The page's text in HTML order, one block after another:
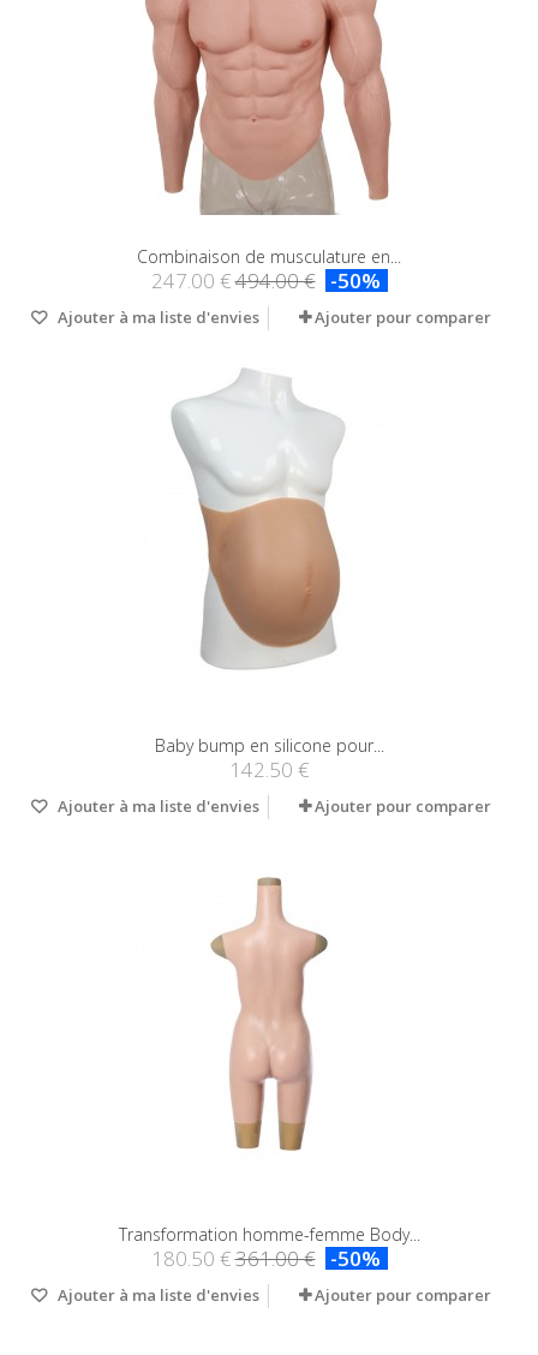
Combinaison de musculature en...
247.00 €494.00 € -50%
Ajouter à ma liste d'envies Ajouter pour comparer
Baby bump en silicone pour...
142.50 €
Ajouter à ma liste d'envies Ajouter pour comparer
Transformation homme-femme Body...
180.50 €361.00 € -50%
Ajouter à ma liste d'envies Ajouter pour comparer